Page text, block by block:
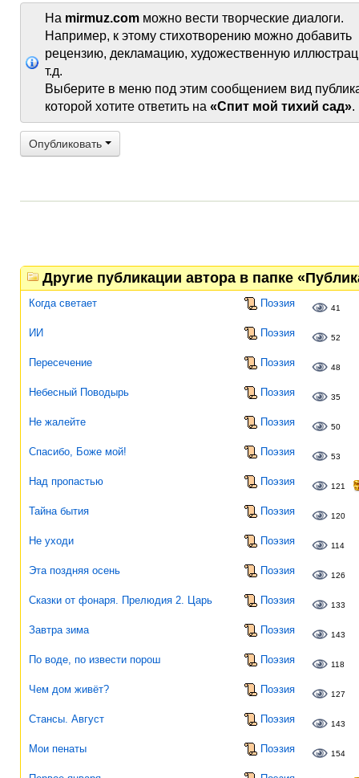
На mirmuz.com можно вести творческие диалоги.
Например, к этому стихотворению можно добавить
рецензию, декламацию, художественную
т.д.
Выберите в меню под этим сообщением вид
которой хотите ответить на «Спит мой тихий сад».
Опубликовать
Другие публикации автора в папке
Когда светает Поэзия 41
ИИ Поэзия 52
Пересечение Поэзия 48
Небесный Поводырь Поэзия 35
Не жалейте Поэзия 50
Спасибо, Боже мой! Поэзия 53
Над пропастью Поэзия 121
Тайна бытия Поэзия 120
Не уходи Поэзия 114
Эта поздняя осень Поэзия 126
Сказки от фонаря. Прелюдия 2. Царь Поэзия 133
Завтра зима Поэзия 143
По воде, по извести порош Поэзия 118
Чем дом живёт? Поэзия 127
Стансы. Август Поэзия 143
Мои пенаты Поэзия 154